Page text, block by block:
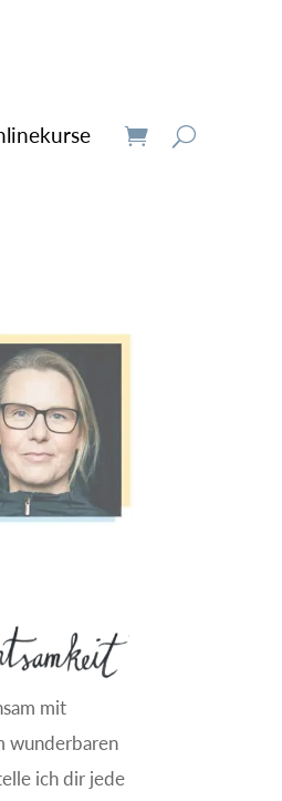
mit
wunderbaren
ich dir jede